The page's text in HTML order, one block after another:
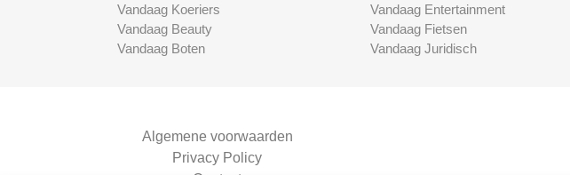
Vandaag Koeriers
Vandaag Beauty
Vandaag Boten
Vandaag Entertainment
Vandaag Fietsen
Vandaag Juridisch
Algemene voorwaarden
Privacy Policy